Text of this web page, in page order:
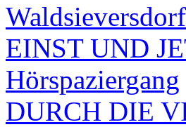
Waldsieversdorf
EINST UND
Hörspaziergang
DURCH DIE